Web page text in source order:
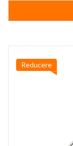
Reducere